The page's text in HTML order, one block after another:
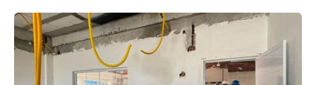
convocados para os seus respectivos
batalhões e, a partir do dia 11 de maio, já
estarão ocupando os espaços que lhes
foram destinados”, disse a governadora